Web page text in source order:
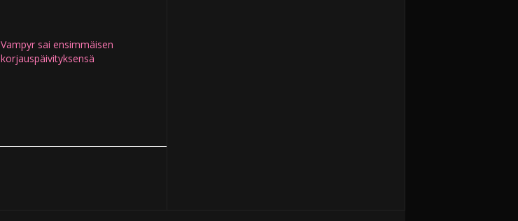
Vampyr sai ensimmäisen
korjauspäivityksensä